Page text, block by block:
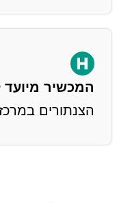
המכשיר מיועד
הצנתורים